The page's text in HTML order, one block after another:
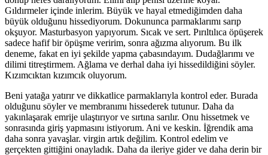
Gıldırmeler içinde inlerim. Büyük ve hayal etmediğimden daha
büyük olduğunu hissediyorum. Dokununca parmaklarımı sarıp
okşuyor. Masturbasyon yapıyorum. Sıcak ve sert. Pırıltılıca öpüşerek
sadece hafif bir öpüşme veririm, sonra ağızma alıyorum. Bu ilk
deneme, fakat en iyi şekilde yapma çabasındayım. Dudağlarımı ve
dilimi titreştirmem. Ağlama ve derhal daha iyi hissedildiğini söyler.
Kızımcıktan kızımcık oluyorum.
Beni yatağa yatırır ve dikkatlice parmaklarıyla kontrol eder. Burada
olduğunu söyler ve membranımı hissederek tutunur. Daha da
yakınlaşarak emrije ulaştırıyor ve sırtına sarılır. Onu hissetmek ve
sonrasında giriş yapmasını istiyorum. Ani ve keskin. İğrendik ama
daha sonra yavaşlar. virgin artık değilim. Kontrol edelim ve
gerçekten gittiğini onayladık. Daha da ileriye gider ve daha derin bir